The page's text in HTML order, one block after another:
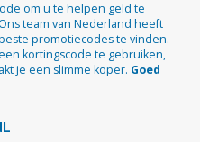
om u te helpen geld te
team van Nederland heeft
promotiecodes te vinden.
kortingscode te gebruiken,
je een slimme koper. Goed